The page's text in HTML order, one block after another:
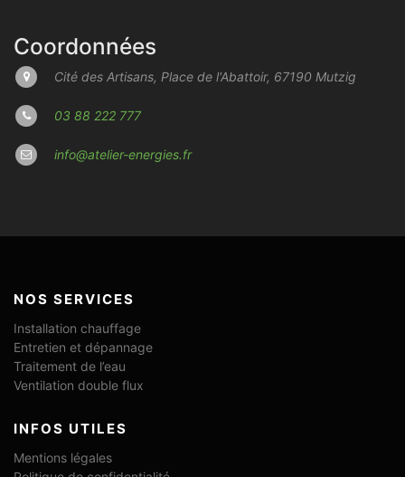
Coordonnées
Cité des Artisans, Place de l'Abattoir, 67190 Mutzig
03 88 222 777
info@atelier-energies.fr
NOS SERVICES
Installation chauffage
Entretien et dépannage
Traitement de l’eau
Ventilation double flux
INFOS UTILES
Mentions légales